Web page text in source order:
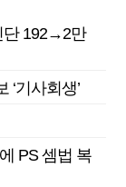
단 192→2만
기사회생’
PS 셈법 복